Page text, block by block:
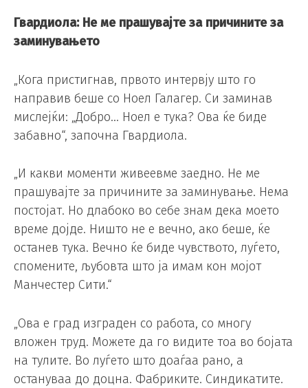
Гвардиола: Не ме прашувајте за причините за
заминувањето
„Кога пристигнав, првото интервју што го
направив беше со Ноел Галагер. Си заминав
мислејќи: „Добро… Ноел е тука? Ова ќе биде
забавно“, започна Гвардиола.
„И какви моменти живеевме заедно. Не ме
прашувајте за причините за заминување. Нема
постојат. Но длабоко во себе знам дека моето
време дојде. Ништо не е вечно, ако беше, ќе
останев тука. Вечно ќе биде чувството, луѓето,
спомените, љубовта што ја имам кон мојот
Манчестер Сити.“
„Ова е град изграден со работа, со многу
вложен труд. Можете да го видите тоа во бојата
на тулите. Во луѓето што доаѓаа рано, а
остануваа до доцна. Фабриките. Синдикатите.